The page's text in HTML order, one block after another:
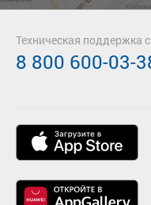
Техническая поддержка
8 800 600-03-